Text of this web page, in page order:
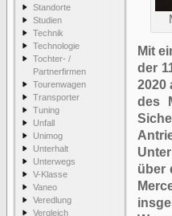
Standorte
Studien
Technik
Technologie
Tochter- /
Partnerfirmen
Tourenwagen
Transporter
Tuning
Unfall
Unimog
Unterhalt
Unterwegs
V-Klasse
Vaneo
Veredlung
Vergleich
Mit
der
2020
des
über